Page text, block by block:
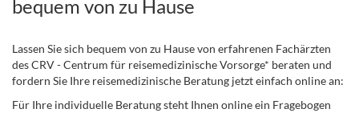
bequem von zu Hause
Lassen Sie sich bequem von zu Hause von erfahrenen Fachärzten
des CRV - Centrum für reisemedizinische Vorsorge* beraten und
fordern Sie Ihre reisemedizinische Beratung jetzt einfach online an:
Für Ihre individuelle Beratung steht Ihnen online ein Fragebogen